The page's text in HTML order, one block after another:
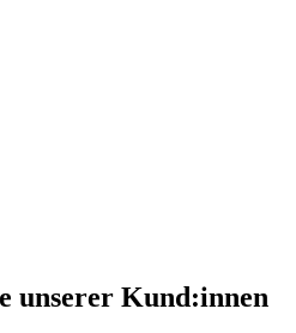
unserer Kund:innen